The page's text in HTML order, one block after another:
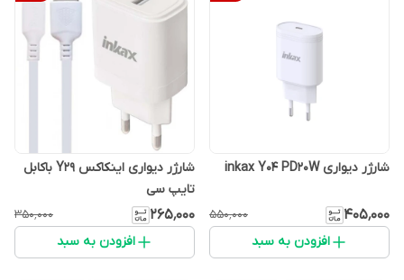
شارژر دیواری inkax Y04 PD20W
۴۰۵٬۰۰۰ ۵۵۰٬۰۰۰
افزودن به سبد
شارژر دیواری اینکاکس Y29 باکابل
تایپ سی
۲۶۵٬۰۰۰ ۳۵۰٬۰۰۰
افزودن به سبد